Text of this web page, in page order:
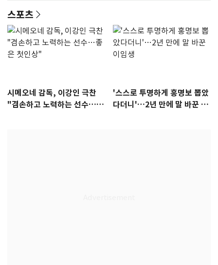
스포츠
시메오네 감독, 이강인 극찬
"겸손하고 노력하는 선수…좋
'스스로 투명하게 홍명보 뽑았
다더니'…2년 만에 말 바꾼 이